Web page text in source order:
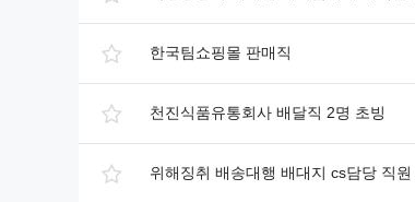
한국팀쇼핑몰 판매직
천진식품유통회사 배달직 2명 초빙
위해징취 배송대행 배대지 cs담당 직